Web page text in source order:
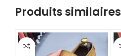
Produits similaires